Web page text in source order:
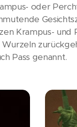
oder
Krampus- und
Wurzeln
Pass genannt.